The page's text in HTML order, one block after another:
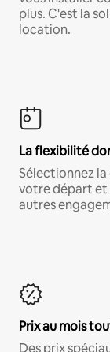
plus. C'est la
location.
La flexibilité
Sélectionnez
votre départ et
autres
Prix au mois
Des prix